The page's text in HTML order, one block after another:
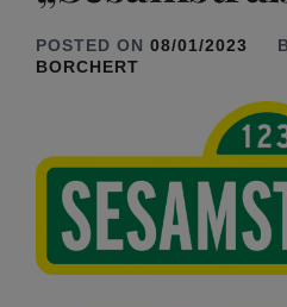
POSTED ON 08/01/2023
BORCHERT